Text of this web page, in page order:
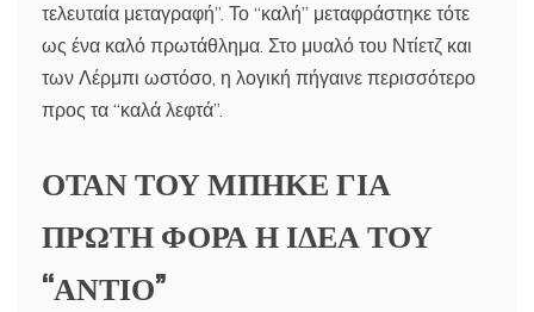
τελευταία μεταγραφή”. Το “καλή” μεταφράστηκε τότε
ως ένα καλό πρωτάθλημα. Στο μυαλό του Ντίετζ και
των Λέρμπι ωστόσο, η λογική πήγαινε περισσότερο
προς τα “καλά λεφτά”.
ΟΤΑΝ ΤΟΥ ΜΠΗΚΕ ΓΙΑ
ΠΡΩΤΗ ΦΟΡΑ Η ΙΔΕΑ ΤΟΥ
“ΑΝΤΙΟ”